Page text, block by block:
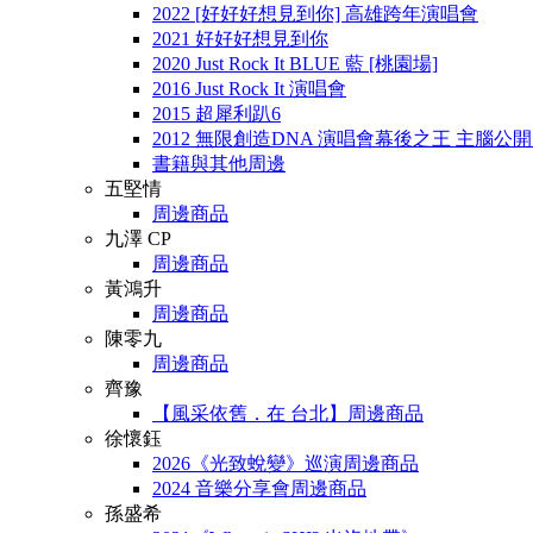
2022 [好好好想見到你] 高雄跨年演唱會
2021 好好好想見到你
2020 Just Rock It BLUE 藍 [桃園場]
2016 Just Rock It 演唱會
2015 超犀利趴6
2012 無限創造DNA 演唱會幕後之王 主腦公
書籍與其他周邊
五堅情
周邊商品
九澤 CP
周邊商品
黃鴻升
周邊商品
陳零九
周邊商品
齊豫
【風采依舊．在 台北】周邊商品
徐懷鈺
2026《光致蛻變》巡演周邊商品
2024 音樂分享會周邊商品
孫盛希